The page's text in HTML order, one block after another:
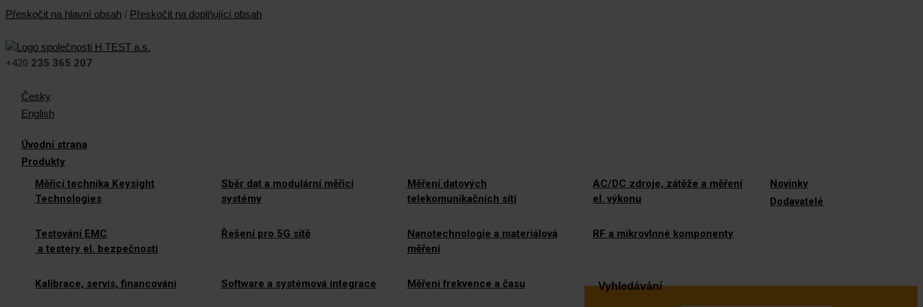
Přeskočit na hlavní obsah / Přeskočit na doplňující obsah
+420 235 365 207
Česky
English
Úvodní strana
Produkty
Měřicí technika Keysight
Technologies
Sběr dat a modulární měřicí
systémy
Měření datových
telekomunikačních sítí
AC/DC zdroje, zátěže a měření
el. výkonu
Testování EMC
a testery el. bezpečnosti
Řešení pro 5G sítě
Nanotechnologie a materiálová
měření
RF a mikrovlnné komponenty
Kalibrace, servis, financování Software a systémová integrace Měření frekvence a času
Novinky
Dodavatelé
Vyhledávání